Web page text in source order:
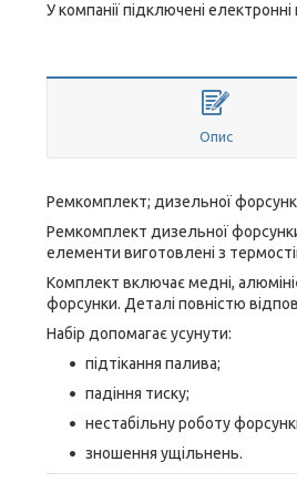
У компанії підключені
Опис
Ремкомплект; дизельної
Ремкомплект дизельної
елементи виготовлені з
Комплект включає медні,
форсунки. Деталі повністю
Набір допомагає усунути:
підтікання палива;
падіння тиску;
нестабільну роботу
зношення ущільнень.